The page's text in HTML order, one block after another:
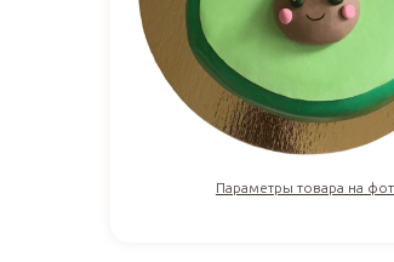
Параметры товара на